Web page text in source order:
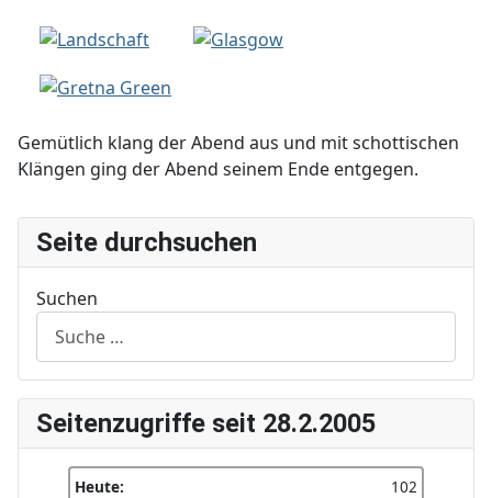
Gemütlich klang der Abend aus und mit schottischen
Klängen ging der Abend seinem Ende entgegen.
Seite durchsuchen
Suchen
Seitenzugriffe seit 28.2.2005
Heute:
102